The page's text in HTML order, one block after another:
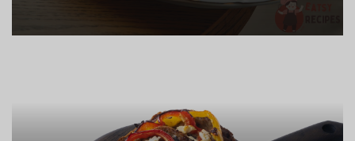
Грибною Ікрою